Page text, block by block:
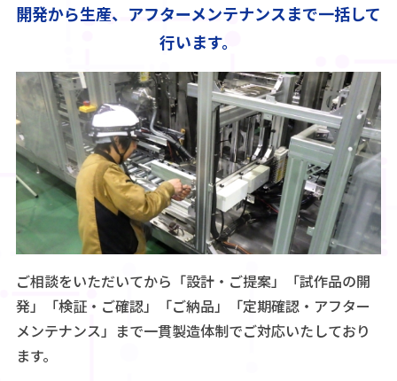
開発から生産、アフターメンテナンスまで一括して
行います。
ご相談をいただいてから「設計・ご提案」「試作品の開
発」「検証・ご確認」「ご納品」「定期確認・アフター
メンテナンス」まで一貫製造体制でご対応いたしており
ます。